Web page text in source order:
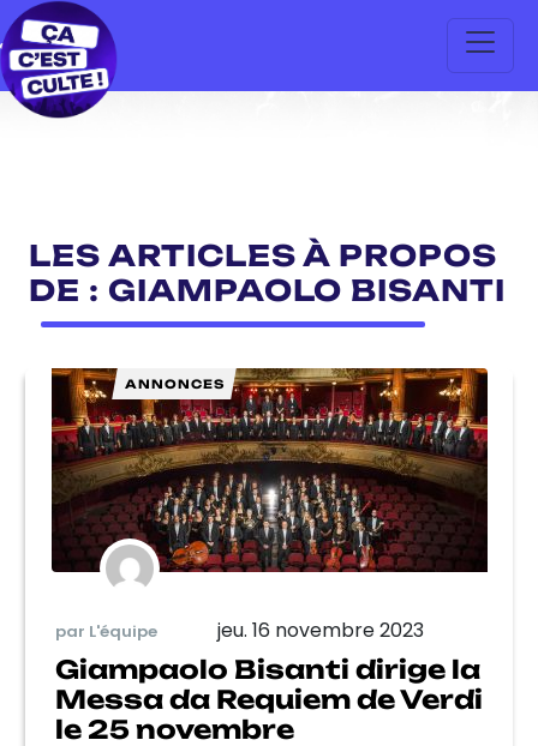
LES ARTICLES À PROPOS
DE : GIAMPAOLO BISANTI
ANNONCES
par L'équipe jeu. 16 novembre 2023
Giampaolo Bisanti dirige la
Messa da Requiem de Verdi
le 25 novembre